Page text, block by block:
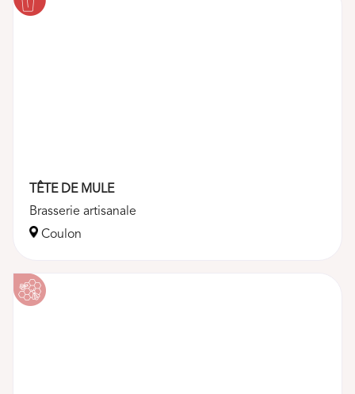
TÊTE DE MULE
Brasserie artisanale
Coulon